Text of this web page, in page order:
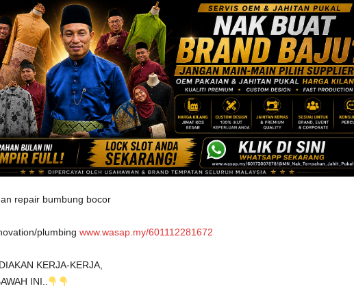
repair bumbung bocor
plumbing www.wasap.my/601112281672
KERJA-KERJA,
INI..